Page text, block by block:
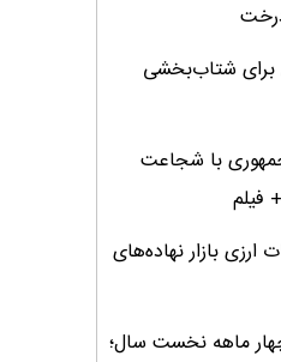
برای شتاب‌بخشی
با شجاعت
فیلم
ارزی بازار نهاده‌های
همتی در چهار ماهه نخست سال؛